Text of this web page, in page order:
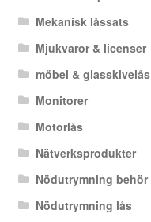
Mekanisk låssats
Mjukvaror & licenser
möbel & glasskivelås
Monitorer
Motorlås
Nätverksprodukter
Nödutrymning behör
Nödutrymning lås